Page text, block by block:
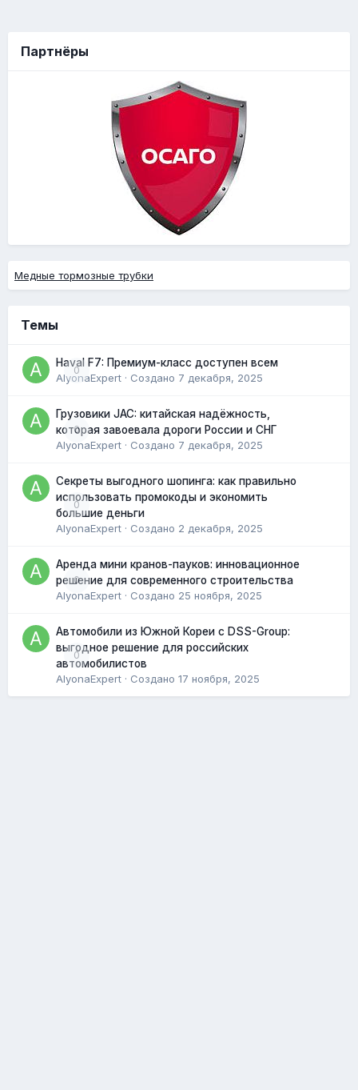
Партнёры
Медные тормозные трубки
Темы
0
Haval F7: Премиум-класс доступен всем
AlyonaExpert · Создано 7 декабря, 2025
0
Грузовики JAC: китайская надёжность,
которая завоевала дороги России и СНГ
AlyonaExpert · Создано 7 декабря, 2025
0
Секреты выгодного шопинга: как правильно
использовать промокоды и экономить
большие деньги
AlyonaExpert · Создано 2 декабря, 2025
0
Аренда мини кранов-пауков: инновационное
решение для современного строительства
AlyonaExpert · Создано 25 ноября, 2025
0
Автомобили из Южной Кореи с DSS-Group:
выгодное решение для российских
автомобилистов
AlyonaExpert · Создано 17 ноября, 2025